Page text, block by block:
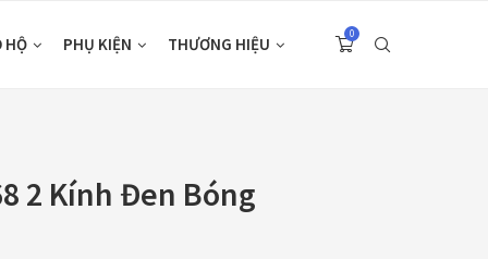
HỘ PHỤ KIỆN THƯƠNG HIỆU
0
2 Kính Đen Bóng